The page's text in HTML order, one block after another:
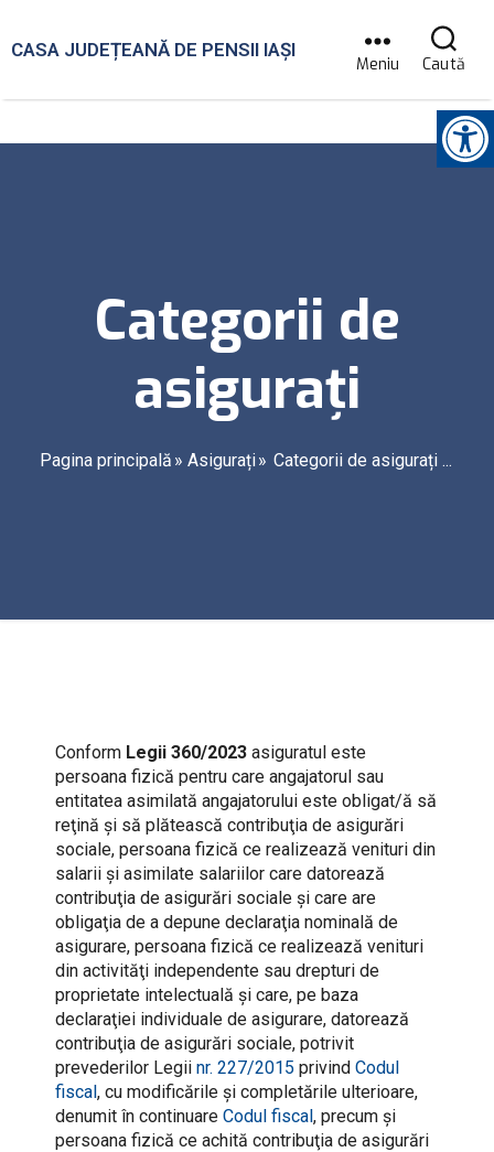
CASA JUDEȚEANĂ DE PENSII IAȘI
Meniu Caută
Instrumente pentru accesibilitate
Categorii de
asigurați
Pagina principală Asigurați Categorii de asigurați ...
Conform Legii 360/2023 asiguratul este
persoana fizică pentru care angajatorul sau
entitatea asimilată angajatorului este obligat/ă să
reţină şi să plătească contribuţia de asigurări
sociale, persoana fizică ce realizează venituri din
salarii şi asimilate salariilor care datorează
contribuţia de asigurări sociale şi care are
obligaţia de a depune declaraţia nominală de
asigurare, persoana fizică ce realizează venituri
din activităţi independente sau drepturi de
proprietate intelectuală şi care, pe baza
declaraţiei individuale de asigurare, datorează
contribuţia de asigurări sociale, potrivit
prevederilor Legii nr. 227/2015 privind Codul
fiscal, cu modificările şi completările ulterioare,
denumit în continuare Codul fiscal, precum şi
persoana fizică ce achită contribuţia de asigurări